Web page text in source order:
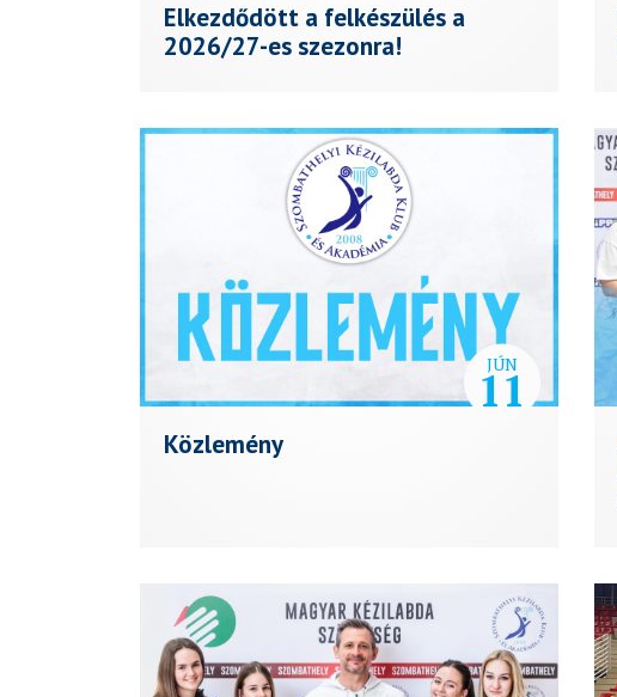
Elkezdődött a felkészülés a
2026/27-es szezonra!
JÚN
11
Közlemény